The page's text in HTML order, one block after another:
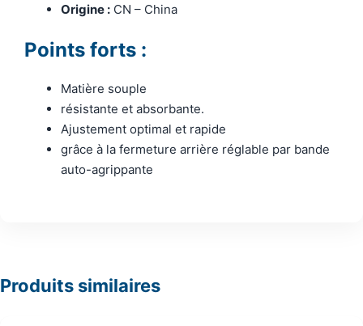
Origine : CN – China
Points forts :
Matière souple
résistante et absorbante.
Ajustement optimal et rapide
grâce à la fermeture arrière réglable par bande
auto-agrippante
Produits similaires